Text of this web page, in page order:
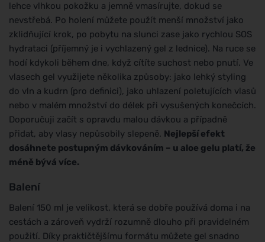
lehce vlhkou pokožku a jemně vmasírujte, dokud se
nevstřebá. Po holení můžete použít menší množství jako
zklidňující krok, po pobytu na slunci zase jako rychlou SOS
hydrataci (příjemný je i vychlazený gel z lednice). Na ruce se
hodí kdykoli během dne, když cítíte suchost nebo pnutí. Ve
vlasech gel využijete několika způsoby: jako lehký styling
do vln a kudrn (pro definici), jako uhlazení poletujících vlasů
nebo v malém množství do délek při vysušených konečcích.
Doporučuji začít s opravdu malou dávkou a případně
přidat, aby vlasy nepůsobily slepeně. Nejlepší efekt
dosáhnete postupným dávkováním – u aloe gelu platí, že
méně bývá více.
Balení
Balení 150 ml je velikost, která se dobře používá doma i na
cestách a zároveň vydrží rozumně dlouho při pravidelném
použití. Díky praktičtějšímu formátu můžete gel snadno